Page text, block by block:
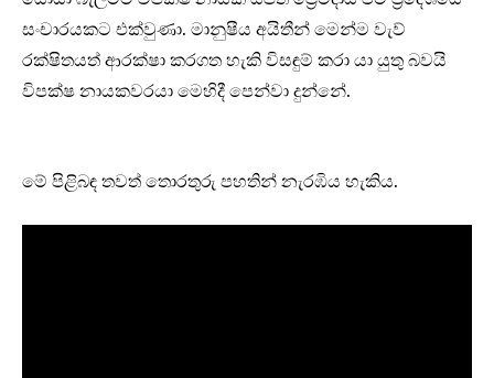
සංචාරයකට එක්වුණා. මානුෂීය අයිතීන් මෙන්ම වැව්
රක්ෂිතයත් ආරක්ෂා කරගත හැකි විසඳුම් කරා යා යුතු බවයි
විපක්ෂ නායකවරයා මෙහිදී පෙන්වා දුන්නේ.
මේ පිළිබඳ තවත් තොරතුරු පහතින් නැරඹිය හැකිය.